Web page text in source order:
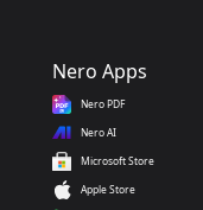
Nero Apps
Nero PDF
Nero AI
Microsoft Store
Apple Store